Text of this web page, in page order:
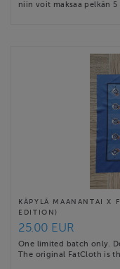
niin voit maksaa pelkän 5
KÄPYLÄ MAANANTAI X
EDITION)
25.00 EUR
One limited batch only.
The original FatCloth is